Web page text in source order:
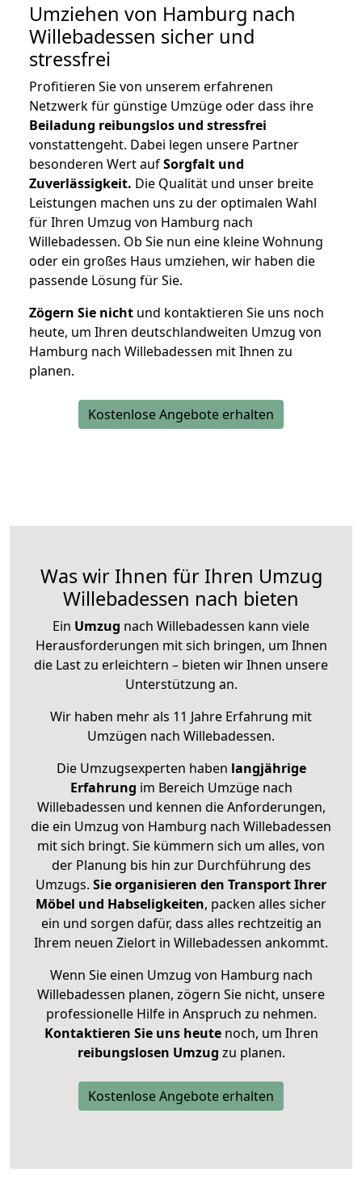
Umziehen von Hamburg nach
Willebadessen sicher und
stressfrei
Profitieren Sie von unserem erfahrenen
Netzwerk für günstige Umzüge oder dass ihre
Beiladung reibungslos und stressfrei
vonstattengeht. Dabei legen unsere Partner
besonderen Wert aufSorgfalt und
Zuverlässigkeit. Die Qualität und unser breite
Leistungen machen uns zu der optimalen Wahl
für Ihren Umzug von Hamburg nach
Willebadessen. Ob Sie nun eine kleine Wohnung
oder ein großes Haus umziehen, wir haben die
passende Lösung für Sie.
Zögern Sie nicht und kontaktieren Sie uns noch
heute, um Ihren deutschlandweiten Umzug von
Hamburg nach Willebadessen mit Ihnen zu
planen.
Kostenlose Angebote erhalten
Was wir Ihnen für Ihren Umzug
Willebadessen nach bieten
Ein Umzug nach Willebadessen kann viele
Herausforderungen mit sich bringen, um Ihnen
die Last zu erleichtern – bieten wir Ihnen unsere
Unterstützung an.
Wir haben mehr als 11 Jahre Erfahrung mit
Umzügen nach Willebadessen.
Die Umzugsexperten haben langjährige
Erfahrung im Bereich Umzüge nach
Willebadessen und kennen die Anforderungen,
die ein Umzug von Hamburg nach Willebadessen
mit sich bringt. Sie kümmern sich um alles, von
der Planung bis hin zur Durchführung des
Umzugs. Sie organisieren den Transport Ihrer
Möbel und Habseligkeiten, packen alles sicher
ein und sorgen dafür, dass alles rechtzeitig an
Ihrem neuen Zielort in Willebadessen ankommt.
Wenn Sie einen Umzug von Hamburg nach
Willebadessen planen, zögern Sie nicht, unsere
professionelle Hilfe in Anspruch zu nehmen.
Kontaktieren Sie uns heutenoch, um Ihren
reibungslosen Umzug zu planen.
Kostenlose Angebote erhalten